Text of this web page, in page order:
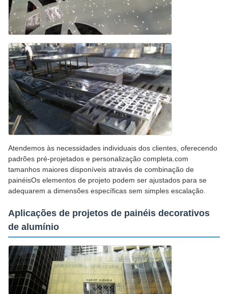
Atendemos às necessidades individuais dos clientes, oferecendo
padrões pré-projetados e personalização completa.com
tamanhos maiores disponíveis através de combinação de
painéisOs elementos de projeto podem ser ajustados para se
adequarem a dimensões específicas sem simples escalação.
Aplicações de projetos de painéis decorativos
de alumínio